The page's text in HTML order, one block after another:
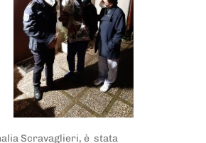
Scravaglieri, è stata